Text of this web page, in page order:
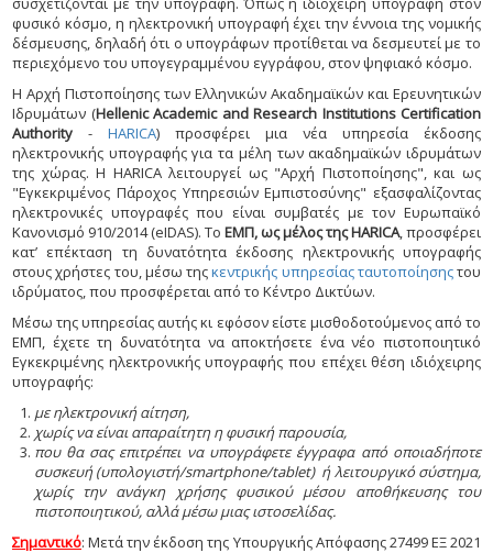
φυσικό κόσμο, η ηλεκτρονική υπογραφή έχει την έννοια της νομικής
δέσμευσης, δηλαδή ότι ο υπογράφων προτίθεται να δεσμευτεί με το
περιεχόμενο του υπογεγραμμένου εγγράφου, στον ψηφιακό κόσμο.
Η Αρχή Πιστοποίησης των Ελληνικών Ακαδημαϊκών και Ερευνητικών
Ιδρυμάτων (Hellenic Academic and Research Institutions Certification
Authority - HARICA) προσφέρει μια νέα υπηρεσία έκδοσης
ηλεκτρονικής υπογραφής για τα μέλη των ακαδημαϊκών ιδρυμάτων
της χώρας. Η HARICA λειτουργεί ως "Αρχή Πιστοποίησης", και ως
"Εγκεκριμένος Πάροχος Υπηρεσιών Εμπιστοσύνης" εξασφαλίζοντας
ηλεκτρονικές υπογραφές που είναι συμβατές με τον Ευρωπαϊκό
Κανονισμό 910/2014 (eIDAS). Το ΕΜΠ, ως μέλος της HARICA, προσφέρει
κατ’ επέκταση τη δυνατότητα έκδοσης ηλεκτρονικής υπογραφής
στους χρήστες του, μέσω τηςκεντρικής υπηρεσίας ταυτοποίησηςτου
ιδρύματος, που προσφέρεται από το Κέντρο Δικτύων.
Μέσω της υπηρεσίας αυτής κι εφόσον είστε μισθοδοτούμενος από το
ΕΜΠ, έχετε τη δυνατότητα να αποκτήσετε ένα νέο πιστοποιητικό
Εγκεκριμένης ηλεκτρονικής υπογραφής που επέχει θέση ιδιόχειρης
υπογραφής:
με ηλεκτρονική αίτηση,
χωρίς να είναι απαραίτητη η φυσική παρουσία,
που θα σας επιτρέπει να υπογράφετε έγγραφα από οποιαδήποτε
συσκευή (υπολογιστή/smartphone/tablet) ή λειτουργικό σύστημα,
χωρίς την ανάγκη χρήσης φυσικού μέσου αποθήκευσης του
πιστοποιητικού, αλλά μέσω μιας ιστοσελίδας.
Σημαντικό: Μετά την έκδοση της Υπουργικής Απόφασης 27499 ΕΞ 2021